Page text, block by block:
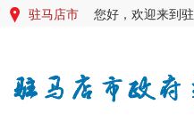
 驻马店市 您好，欢迎来到